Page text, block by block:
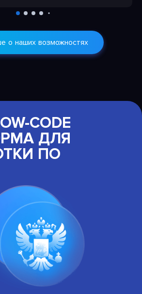
о наших возможностях
CODE
ДЛЯ
ПО